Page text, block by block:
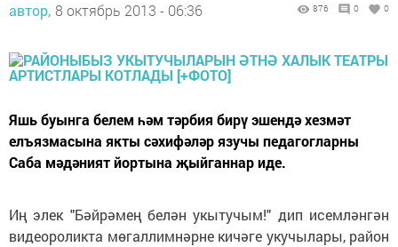
автор, 8 октябрь 2013 - 06:36 876 0 0
Яшь буынга белем һәм тәрбия бирү эшендә хезмәт
елъязмасына якты сәхифәләр язучы педагогларны
Саба мәдәният йортына җыйганнар иде.
Иң элек "Бәйрәмең белән укытучым!" дип исемләнгән
видеороликта мөгаллимнәрне кичәге укучылары, район